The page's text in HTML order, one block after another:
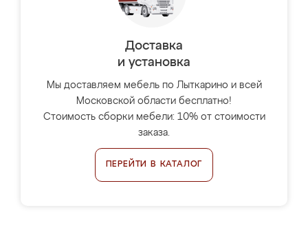
Доставка
и установка
Мы доставляем мебель по Лыткарино и всей
Московской области бесплатно!
Стоимость сборки мебели: 10% от стоимости
заказа.
ПЕРЕЙТИ В КАТАЛОГ